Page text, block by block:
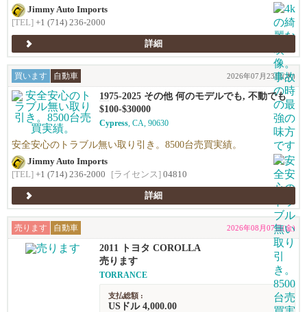
Jimmy Auto Imports
[TEL] +1 (714) 236-2000
詳細
買います 自動車 2026年07月23日(木)
1975-2025 その他 何のモデルでも, 不動でも
可
$100-$30000
Cypress, CA, 90630
安全安心のトラブル無い取り引き。8500台売買実績。
Jimmy Auto Imports
[TEL] +1 (714) 236-2000 [ライセンス] 04810
詳細
売ります 自動車 2026年08月07日(金)
2011 トヨタ COROLLA
売ります
TORRANCE
支払総額 :
USドル 4,000.00